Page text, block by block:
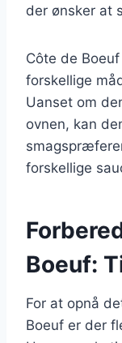
der ønsker at
Côte de
forskellige
Uanset om
ovnen, kan
forskellige
Boeuf:
For at opnå
Boeuf er der